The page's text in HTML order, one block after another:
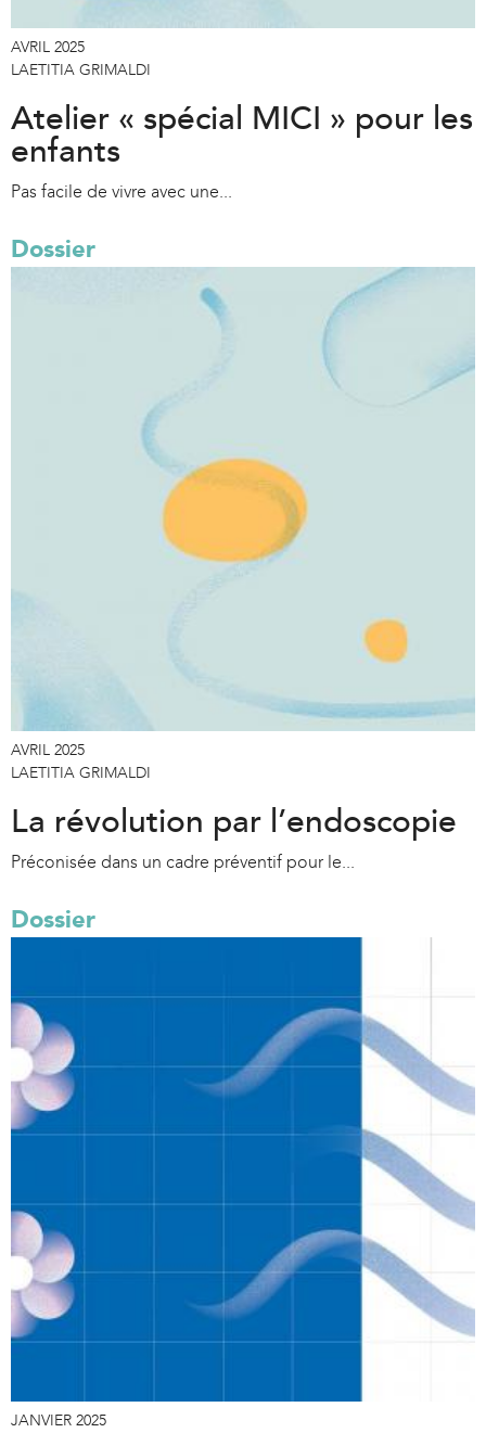
AVRIL 2025
LAETITIA GRIMALDI
Atelier « spécial MICI » pour les
enfants
Pas facile de vivre avec une...
Dossier
AVRIL 2025
LAETITIA GRIMALDI
La révolution par l’endoscopie
Préconisée dans un cadre préventif pour le...
Dossier
JANVIER 2025